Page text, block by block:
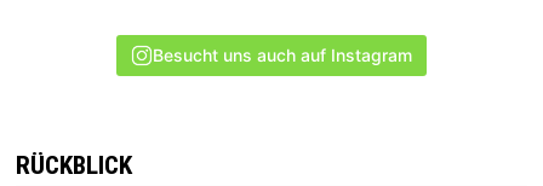
Besucht uns auch auf Instagram
RÜCKBLICK